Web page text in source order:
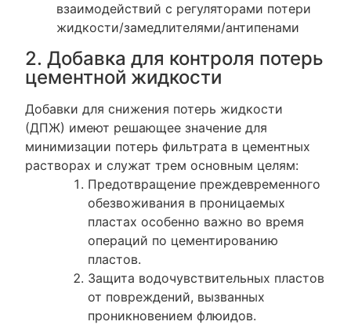
взаимодействий с регуляторами потери
жидкости/замедлителями/антипенами
2. Добавка для контроля потерь
цементной жидкости
Добавки для снижения потерь жидкости
(ДПЖ) имеют решающее значение для
минимизации потерь фильтрата в цементных
растворах и служат трем основным целям:
Предотвращение преждевременного
обезвоживания в проницаемых
пластах особенно важно во время
операций по цементированию
пластов.
Защита водочувствительных пластов
от повреждений, вызванных
проникновением флюидов.